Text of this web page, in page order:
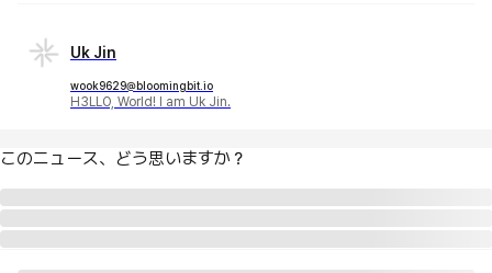
Uk Jin
wook9629@bloomingbit.io
H3LLO, World! I am Uk Jin.
このニュース、どう思いますか？